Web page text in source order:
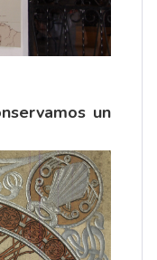
un